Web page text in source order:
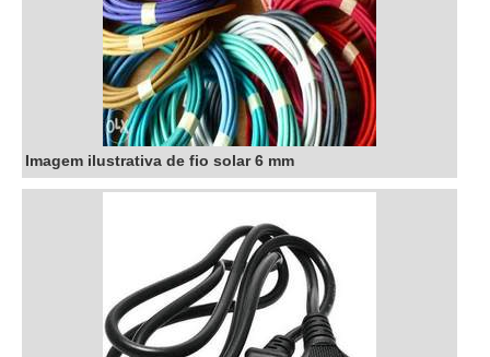
Imagem ilustrativa de fio solar 6 mm